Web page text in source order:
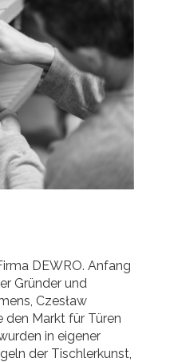
DEWRO. Anfang
Gründer und
Czesław
den Markt für Türen
in eigener
der Tischlerkunst,